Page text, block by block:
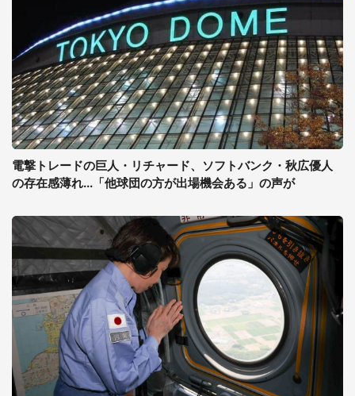
電撃トレードの巨人・リチャード、ソフトバンク・秋広優人
の存在感薄れ...「他球団の方が出場機会ある」の声が